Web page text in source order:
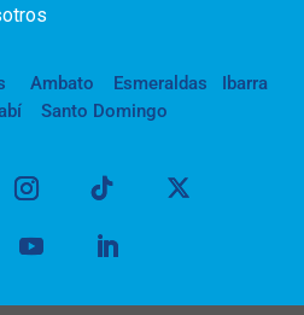
Ambato Esmeraldas
Ibarra
Santo Domingo